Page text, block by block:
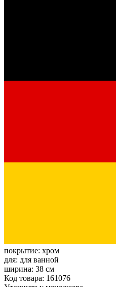
покрытие: хром
для: для ванной
ширина: 38 см
Код товара: 161076